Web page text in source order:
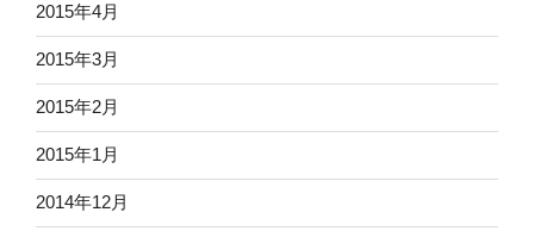
2015年4月
2015年3月
2015年2月
2015年1月
2014年12月